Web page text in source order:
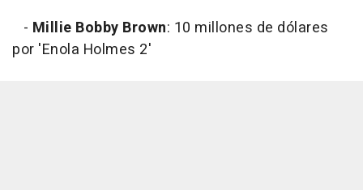
- Millie Bobby Brown: 10 millones de dólares
por 'Enola Holmes 2'